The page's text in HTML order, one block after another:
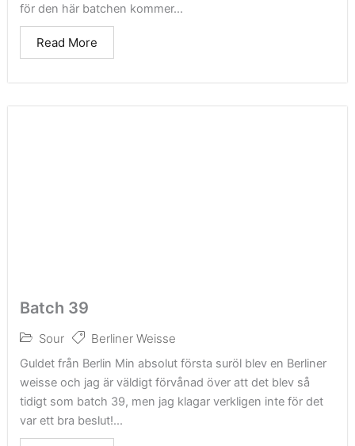
för den här batchen kommer...
Read More
Batch 39
Sour Berliner Weisse
Guldet från Berlin Min absolut första suröl blev en Berliner
weisse och jag är väldigt förvånad över att det blev så
tidigt som batch 39, men jag klagar verkligen inte för det
var ett bra beslut!...